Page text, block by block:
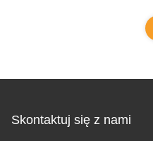
Skontaktuj się z nami